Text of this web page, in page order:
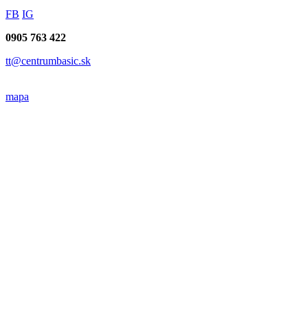
FB IG
0905 763 422
tt@centrumbasic.sk
mapa